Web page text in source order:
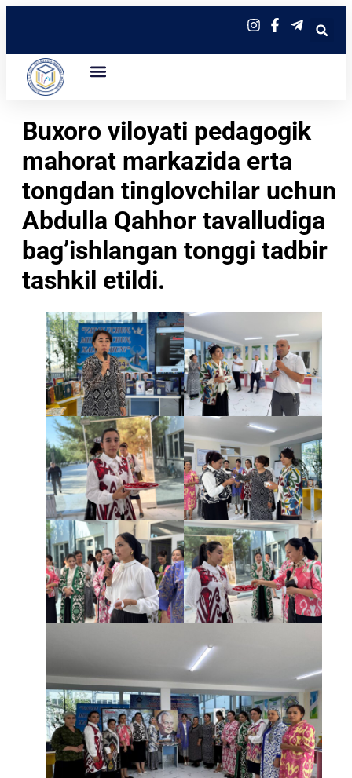
Buxoro viloyati pedagogik
mahorat markazida erta
tongdan tinglovchilar uchun
Abdulla Qahhor tavalludiga
bag’ishlangan tonggi tadbir
tashkil etildi.